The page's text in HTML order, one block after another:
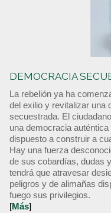
DEMOCRACIA
La rebelión ya ha
del exilio y revitalizar una
secuestrada. El
una democracia
dispuesto a construir a
Hay una fuerza
de sus cobardías, dudas
tendrá que atravesar
peligros y de alimañas
fuego sus privilegios.
[Más]